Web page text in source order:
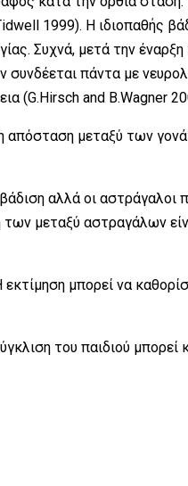
1999). Η ιδιοπαθής
Συχνά, μετά την
πάντα με
(G.Hirsch and B.Wagner
απόσταση μεταξύ των
αλλά οι αστράγαλοι
μεταξύ αστραγάλων
μπορεί να
του παιδιού μπορεί